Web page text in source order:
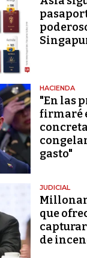
HACIENDA
"En las
firmaré
gasto"
JUDICIAL
que
de